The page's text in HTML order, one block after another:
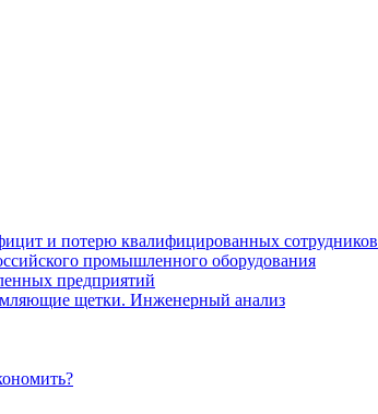
и потерю квалифицированных сотрудников
промышленного оборудования
предприятий
щетки. Инженерный анализ